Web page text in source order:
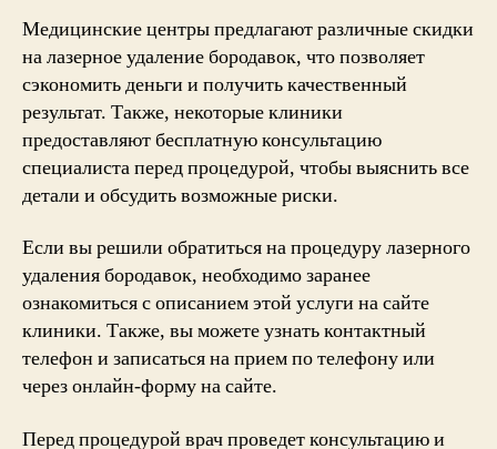
Медицинские центры предлагают различные скидки
на лазерное удаление бородавок, что позволяет
сэкономить деньги и получить качественный
результат. Также, некоторые клиники
предоставляют бесплатную консультацию
специалиста перед процедурой, чтобы выяснить все
детали и обсудить возможные риски.
Если вы решили обратиться на процедуру лазерного
удаления бородавок, необходимо заранее
ознакомиться с описанием этой услуги на сайте
клиники. Также, вы можете узнать контактный
телефон и записаться на прием по телефону или
через онлайн-форму на сайте.
Перед процедурой врач проведет консультацию и